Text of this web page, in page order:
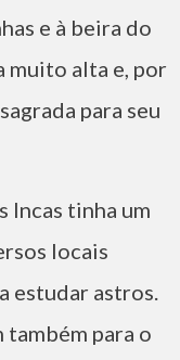
e à beira do
muito alta e, por
para seu
Incas tinha um
locais
estudar astros.
também para o